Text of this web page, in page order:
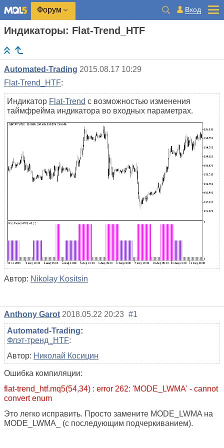
Форум Вход
Индикаторы: Flat-Trend_HTF
Automated-Trading 2015.08.17 10:29
Flat-Trend_HTF:
Индикатор Flat-Trend с возможностью изменения
таймфрейма индикатора во входных параметрах.
Автор: Nikolay Kositsin
Anthony Garot 2018.05.22 20:23 #1
Automated-Trading:
Флэт-тренд_HTF:
Автор: Николай Косицин
Ошибка компиляции:
flat-trend_htf.mq5(54,34) : error 262: 'MODE_LWMA' - cannot
convert enum
Это легко исправить. Просто замените MODE_LWMA на
MODE_LWMA_ (с последующим подчеркиванием).